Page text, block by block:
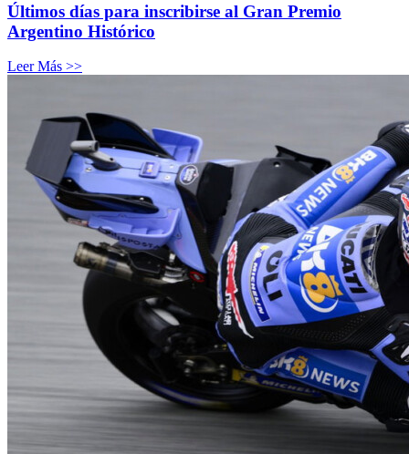
Últimos días para inscribirse al Gran Premio
Argentino Histórico
Leer Más >>